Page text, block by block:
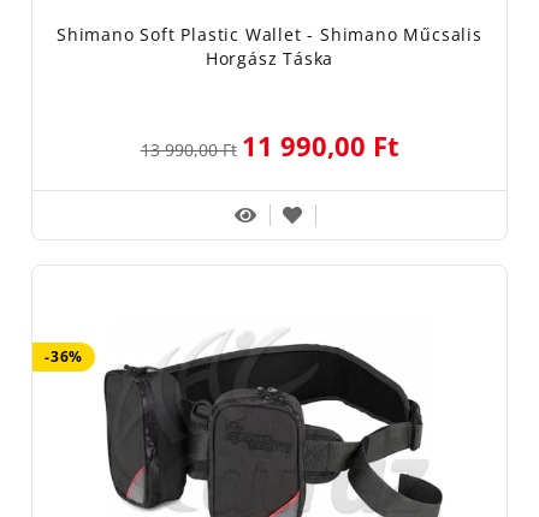
Shimano Soft Plastic Wallet - Shimano Műcsalis
Horgász Táska
13 990,00 Ft 11 990,00 Ft
-36%